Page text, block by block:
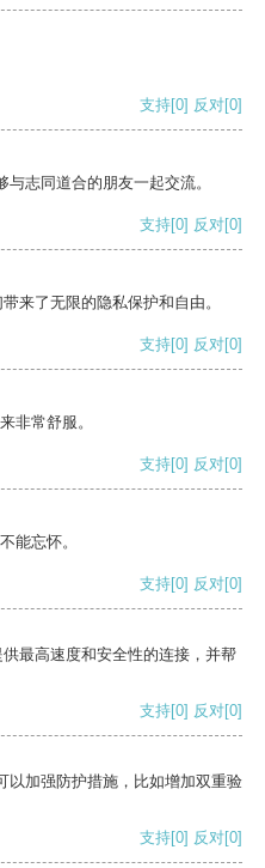
支持[0] 反对[0]
志同道合的朋友一起交流。
支持[0] 反对[0]
来了无限的隐私保护和自由。
支持[0] 反对[0]
非常舒服。
支持[0] 反对[0]
能忘怀。
支持[0] 反对[0]
最高速度和安全性的连接，并帮
支持[0] 反对[0]
以加强防护措施，比如增加双重验
支持[0] 反对[0]